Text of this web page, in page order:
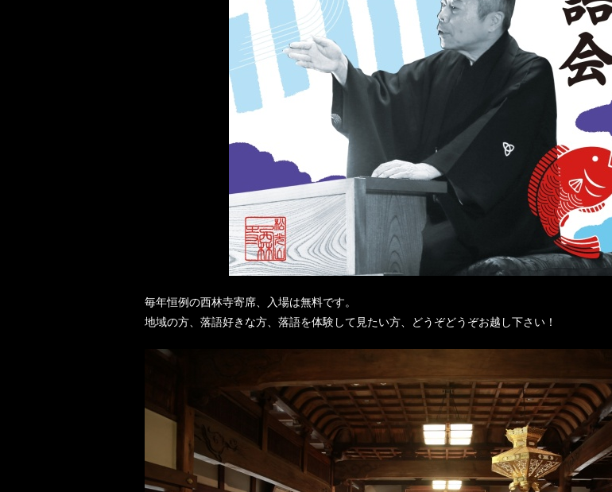
毎年恒例の西林寺寄席、入場は無料です。
地域の方、落語好きな方、落語を体験して見たい方、どうぞどうぞお越し下さい！